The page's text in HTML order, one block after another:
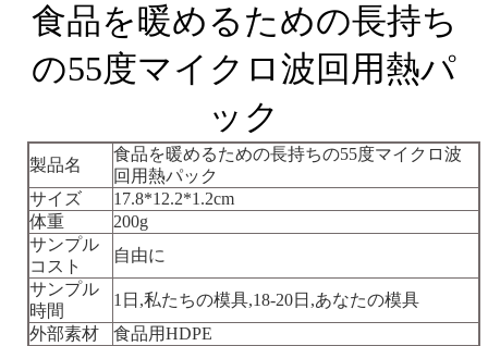
食品を暖めるための長持ち
の55度マイクロ波回用熱パ
ック
製品名
食品を暖めるための長持ちの55度マイクロ波
回用熱パック
サイズ
17.8*12.2*1.2cm
体重
200g
サンプル
コスト
自由に
サンプル
時間
1日,私たちの模具,18-20日,あなたの模具
外部素材
食品用HDPE